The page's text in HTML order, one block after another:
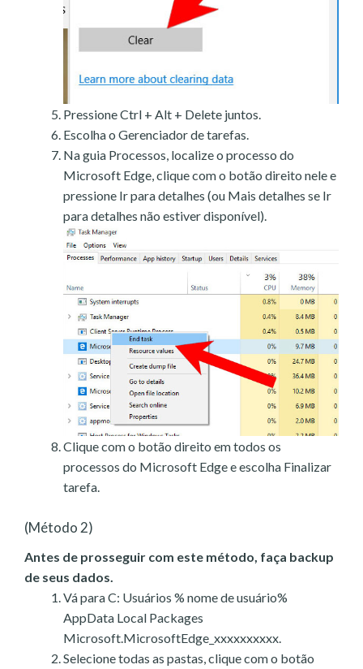
Pressione Ctrl + Alt + Delete juntos.
Escolha o Gerenciador de tarefas.
Na guia Processos, localize o processo do
Microsoft Edge, clique com o botão direito nele e
pressione Ir para detalhes (ou Mais detalhes se Ir
para detalhes não estiver disponível).
Clique com o botão direito em todos os
processos do Microsoft Edge e escolha Finalizar
tarefa.
(Método 2)
Antes de prosseguir com este método, faça backup
de seus dados.
Vá para C: Usuários % nome de usuário%
AppData Local Packages
Microsoft.MicrosoftEdge_xxxxxxxxxx.
Selecione todas as pastas, clique com o botão